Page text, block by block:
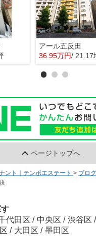
アール五反田
36.95万円/ 21.17
ページトップへ
ント｜テンポエステート > ブロ
代田区 / 中央区 / 渋谷区 /
/ 大田区 / 墨田区